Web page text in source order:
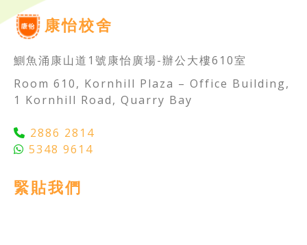
康怡校舍
鰂魚涌康山道1號康怡廣場-辦公大樓610室
Room 610, Kornhill Plaza – Office Building,
1 Kornhill Road, Quarry Bay
2886 2814
5348 9614
緊貼我們